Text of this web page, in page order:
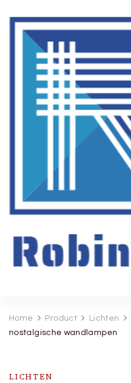
Home Product Lichten
nostalgische wandlampen
LICHTEN